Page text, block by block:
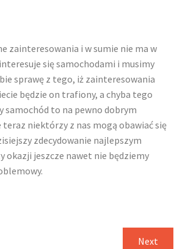
zainteresowania i w sumie nie ma w
się samochodami i musimy
sprawę z tego, iż zainteresowania
będzie on trafiony, a chyba tego
samochód to na pewno dobrym
teraz niektórzy z nas mogą obawiać się
zdecydowanie najlepszym
okazji jeszcze nawet nie będziemy
Next